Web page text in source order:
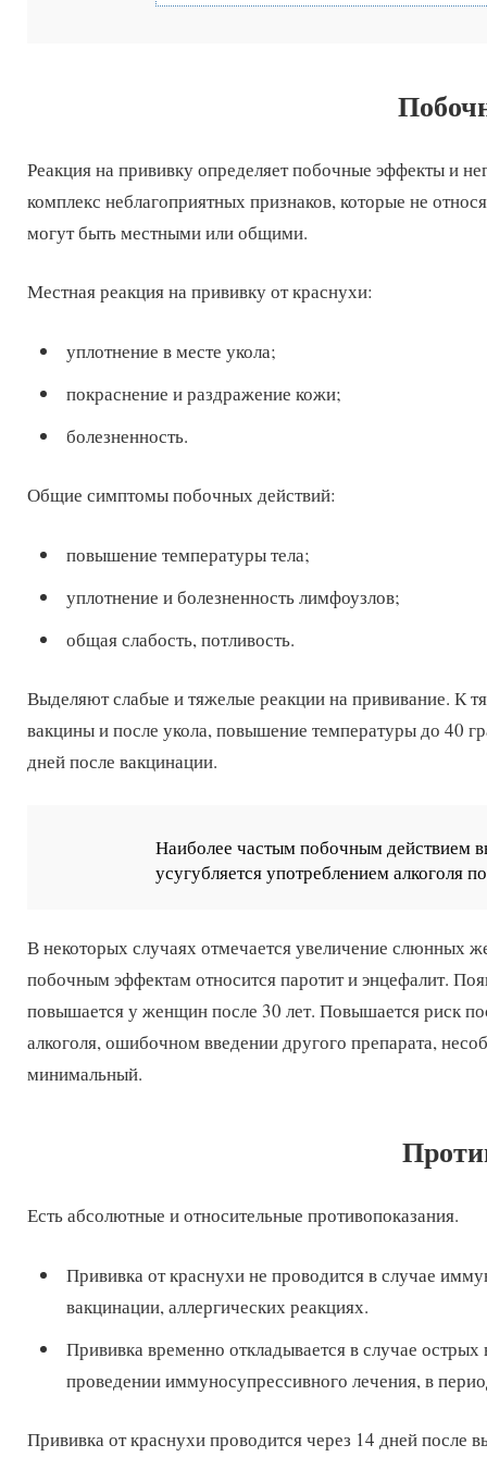
Реакция на прививку определяет побочные эффекты и
комплекс неблагоприятных признаков, которые не
могут быть местными или общими.
Местная реакция на прививку от краснухи:
уплотнение в месте укола;
покраснение и раздражение кожи;
болезненность.
Общие симптомы побочных действий:
повышение температуры тела;
уплотнение и болезненность лимфоузлов;
общая слабость, потливость.
Выделяют слабые и тяжелые реакции на прививание. К
вакцины и после укола, повышение температуры до 40
дней после вакцинации.
Наиболее частым побочным действием
усугубляется употреблением алкоголя
В некоторых случаях отмечается увеличение слюнных
побочным эффектам относится паротит и энцефалит.
повышается у женщин после 30 лет. Повышается риск
алкоголя, ошибочном введении другого препарата,
минимальный.
Есть абсолютные и относительные противопоказания.
Прививка от краснухи не проводится в случае
вакцинации, аллергических реакциях.
Прививка временно откладывается в случае
проведении иммуносупрессивного лечения, в
Прививка от краснухи проводится через 14 дней после